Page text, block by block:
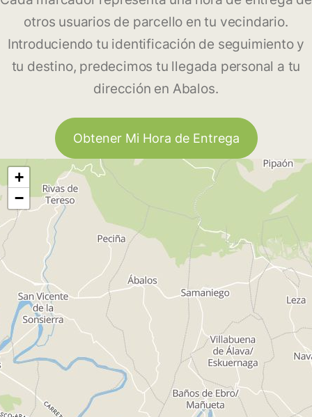
otros usuarios de parcello en tu vecindario.
Introduciendo tu identificación de seguimiento y
tu destino, predecimos tu llegada personal a tu
dirección en Abalos.
Obtener Mi Hora de Entrega
+
−